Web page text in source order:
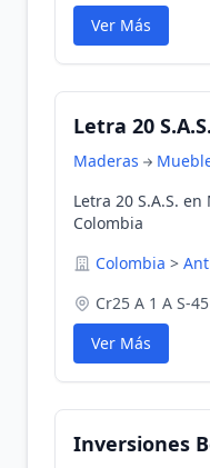
Ver Más
Letra 20 S.A.S.
Maderas
Letra 20 S.A.S.
Colombia
Colombia >
Cr25 A 1 A S-
Ver Más
Inversiones